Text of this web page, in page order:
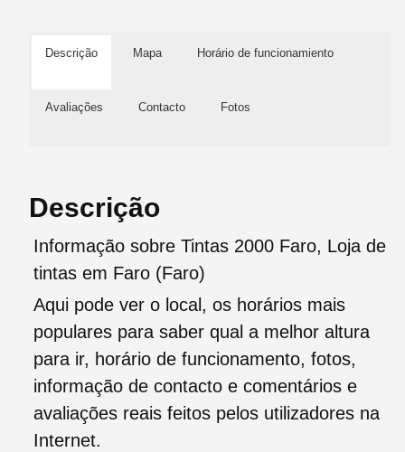
Descrição Mapa Horário de funcionamiento
Avaliações Contacto Fotos
Descrição
Informação sobre Tintas 2000 Faro, Loja de
tintas em Faro (Faro)
Aqui pode ver o local, os horários mais
populares para saber qual a melhor altura
para ir, horário de funcionamento, fotos,
informação de contacto e comentários e
avaliações reais feitos pelos utilizadores na
Internet.